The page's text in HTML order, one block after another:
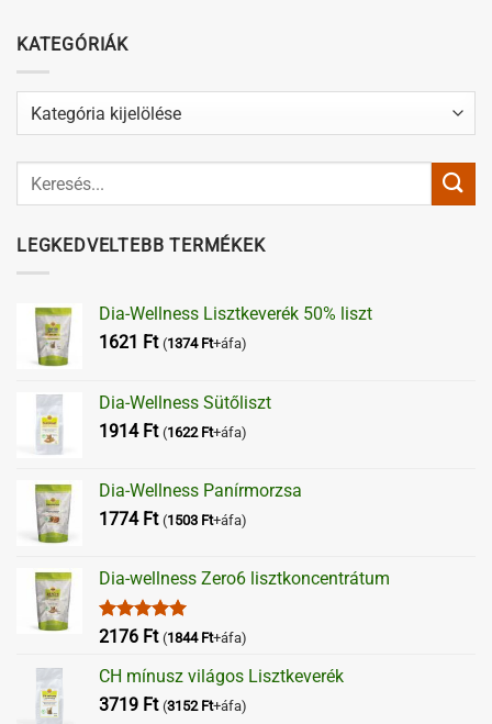
KATEGÓRIÁK
Kategóriák
LEGKEDVELTEBB TERMÉKEK
Dia-Wellness Lisztkeverék 50% liszt
1621 Ft (1374 Ft+áfa)
Dia-Wellness Sütőliszt
1914 Ft (1622 Ft+áfa)
Dia-Wellness Panírmorzsa
1774 Ft (1503 Ft+áfa)
Dia-wellness Zero6 lisztkoncentrátum
Értékelés:
2176 Ft (1844 Ft+áfa)
CH mínusz világos Lisztkeverék
3719 Ft (3152 Ft+áfa)